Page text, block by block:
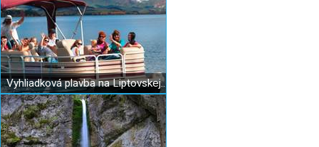
Vyhliadková plavba na Liptovskej Mare (loď Mara)